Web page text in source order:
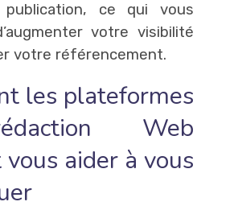
ce qui vous
votre visibilité
votre référencement.
les plateformes
Web
aider à vous